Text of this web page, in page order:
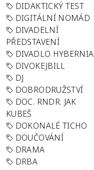
DIDAKTICKÝ TEST
DIGITÁLNÍ NOMÁD
DIVADELNÍ
PŘEDSTAVENÍ
DIVADLO HYBERNIA
DIVOKEJBILL
DJ
DOBRODRUŽSTVÍ
DOC. RNDR. JAK
KUBEŠ
DOKONALÉ TICHO
DOUČOVÁNÍ
DRAMA
DRBA